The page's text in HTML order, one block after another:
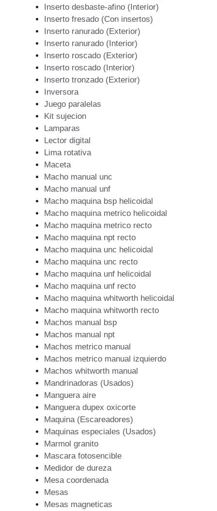
Inserto desbaste-afino (Interior)
Inserto fresado (Con insertos)
Inserto ranurado (Exterior)
Inserto ranurado (Interior)
Inserto roscado (Exterior)
Inserto roscado (Interior)
Inserto tronzado (Exterior)
Inversora
Juego paralelas
Kit sujecion
Lamparas
Lector digital
Lima rotativa
Maceta
Macho manual unc
Macho manual unf
Macho maquina bsp helicoidal
Macho maquina metrico helicoidal
Macho maquina metrico recto
Macho maquina npt recto
Macho maquina unc helicoidal
Macho maquina unc recto
Macho maquina unf helicoidal
Macho maquina unf recto
Macho maquina whitworth helicoidal
Macho maquina whitworth recto
Machos manual bsp
Machos manual npt
Machos metrico manual
Machos metrico manual izquierdo
Machos whitworth manual
Mandrinadoras (Usados)
Manguera aire
Manguera dupex oxicorte
Maquina (Escareadores)
Maquinas especiales (Usados)
Marmol granito
Mascara fotosencible
Medidor de dureza
Mesa coordenada
Mesas
Mesas magneticas